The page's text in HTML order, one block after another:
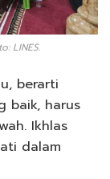
LINES.
berarti
baik, harus
Ikhlas
dalam